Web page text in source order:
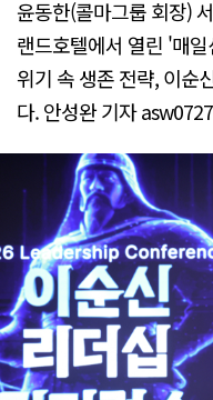
윤동한(콜마그룹 회장)
랜드호텔에서 열린 '매
위기 속 생존 전략, 이순
다. 안성완 기자